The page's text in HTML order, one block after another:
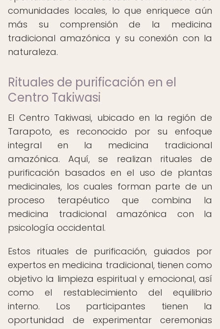
comunidades locales, lo que enriquece aún
más su comprensión de la medicina
tradicional amazónica y su conexión con la
naturaleza.
Rituales de purificación en el
Centro Takiwasi
El Centro Takiwasi, ubicado en la región de
Tarapoto, es reconocido por su enfoque
integral en la medicina tradicional
amazónica. Aquí, se realizan rituales de
purificación basados en el uso de plantas
medicinales, los cuales forman parte de un
proceso terapéutico que combina la
medicina tradicional amazónica con la
psicología occidental.
Estos rituales de purificación, guiados por
expertos en medicina tradicional, tienen como
objetivo la limpieza espiritual y emocional, así
como el restablecimiento del equilibrio
interno. Los participantes tienen la
oportunidad de experimentar ceremonias